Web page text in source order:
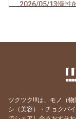
2026/05/13慢性
4月
2026/03/10 業界
ツクツク!!!は、モノ（
シ（美容）・チョクバ